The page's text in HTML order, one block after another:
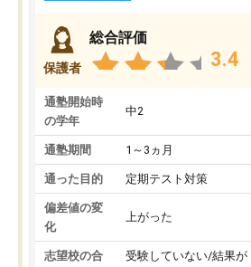
保護者
総合評価
3.4
通塾開始時
の学年
中2
通塾期間 1～3ヵ月
通った目的 定期テスト対策
偏差値の変
化
上がった
志望校の合
受験していない/結果が